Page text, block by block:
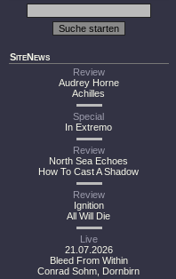
SiteNews
Review
Audrey Horne
Achilles
Special
In Extremo
Review
North Sea Echoes
How To Cast A Shadow
Review
Ignition
All Will Die
Live
21.07.2026
Bleed From Within
Conrad Sohm, Dornbirn